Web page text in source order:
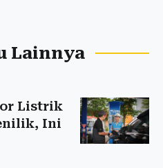
Lainnya
Listrik
Ini